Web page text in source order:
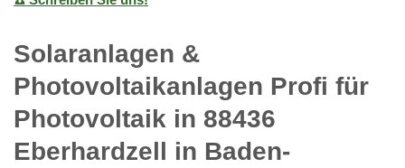
Solaranlagen &
Photovoltaikanlagen Profi für
Photovoltaik in 88436
Eberhardzell in Baden-